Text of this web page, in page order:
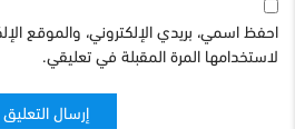
احفظ اسمي، بريدي الإلكتروني، والموقع
لاستخدامها المرة المقبلة في تعليقي.